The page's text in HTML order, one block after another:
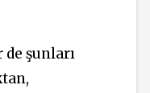
de şunları